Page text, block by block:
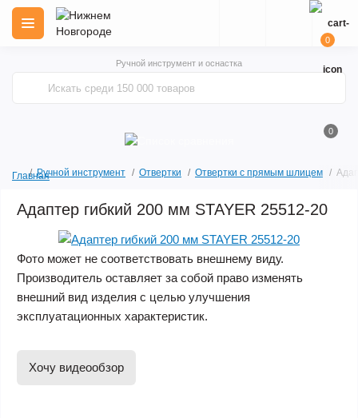
Ручной инструмент и оснастка
0
0
ГлавнаяРучной инструмент Отвертки Отвертки с прямым шлицем
Адаптер гибкий 200 мм STAYER 25512-20
Фото может не соответствовать внешнему виду.
Производитель оставляет за собой право изменять
внешний вид изделия с целью улучшения
эксплуатационных характеристик.
Хочу видеообзор